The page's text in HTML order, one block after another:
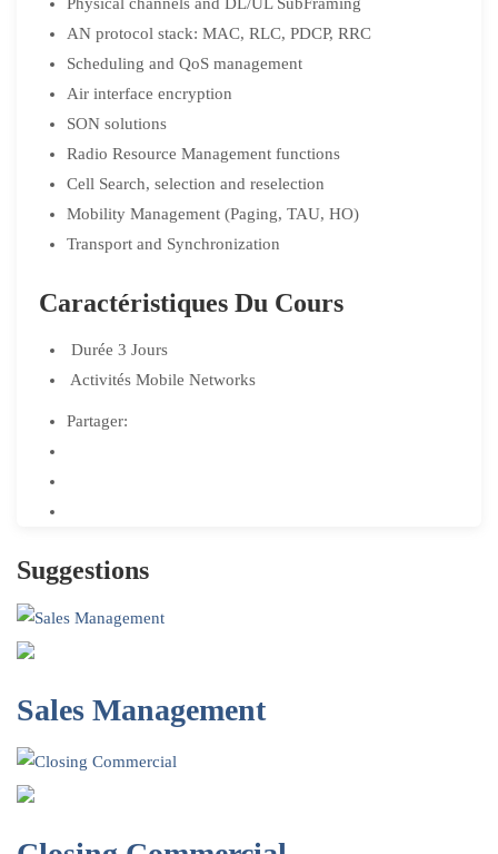
AN protocol stack: MAC, RLC, PDCP, RRC
Scheduling and QoS management
Air interface encryption
SON solutions
Radio Resource Management functions
Cell Search, selection and reselection
Mobility Management (Paging, TAU, HO)
Transport and Synchronization
Caractéristiques Du Cours
Durée 3 Jours
Activités Mobile Networks
Partager:
Suggestions
Sales Management